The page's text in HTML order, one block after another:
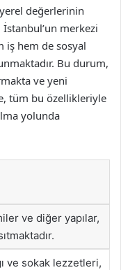
yerel değerlerinin
merkezi
iş hem de sosyal
Bu durum,
ve yeni
tüm bu özellikleriyle
yolunda
ve diğer yapılar,
ve sokak lezzetleri,